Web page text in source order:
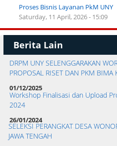
Proses Bisnis Layanan PkM UNY
Saturday, 11 April, 2026 - 15:09
Berita Lain
DRPM UNY SELENGGARAKAN
PROPOSAL RISET DAN PKM
01/12/2025
Workshop Finalisasi dan Upload
2024
26/01/2024
SELEKSI PERANGKAT DESA
JAWA TENGAH